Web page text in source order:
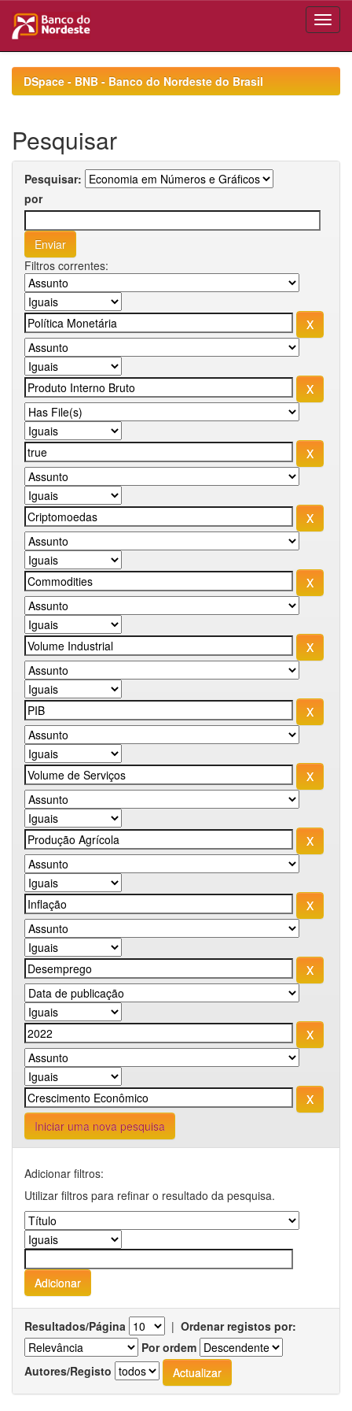
navigationDSpace - BNB - Banco do Nordeste do Brasil
Pesquisar
Pesquisar:
por
Filtros correntes:
Iniciar uma nova pesquisa
Adicionar filtros:
Utilizar filtros para refinar o resultado da pesquisa.
Resultados/Página | Ordenar registos por:
Por ordem
Autores/Registo